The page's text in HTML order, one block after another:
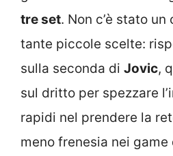
tre set. Non c’è stato
tante piccole scelte:
sulla seconda di Jovic,
sul dritto per spezzare
rapidi nel prendere la
meno frenesia nei game